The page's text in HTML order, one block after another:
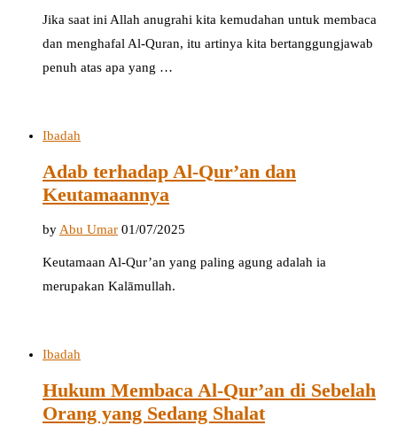
Jika saat ini Allah anugrahi kita kemudahan untuk membaca
dan menghafal Al-Quran, itu artinya kita bertanggungjawab
penuh atas apa yang …
Ibadah
Adab terhadap Al-Qur’an dan
Keutamaannya
byAbu Umar 01/07/2025
Keutamaan Al-Qur’an yang paling agung adalah ia
merupakan Kalāmullah.
Ibadah
Hukum Membaca Al-Qur’an di Sebelah
Orang yang Sedang Shalat